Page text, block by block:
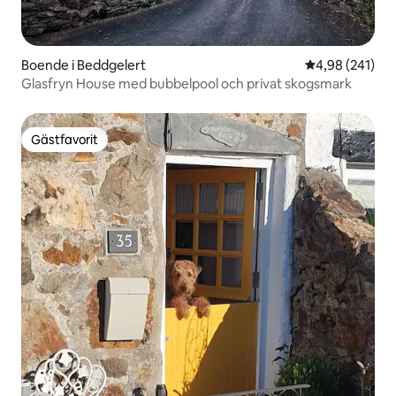
Boende i Beddgelert 4,98 av 5 i
4,98 (241)
Glasfryn House med bubbelpool och privat skogsmark
Gästfavorit
Gästfavorit